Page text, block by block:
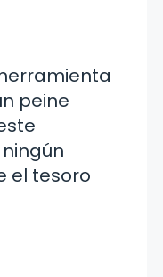
peine
el tesoro